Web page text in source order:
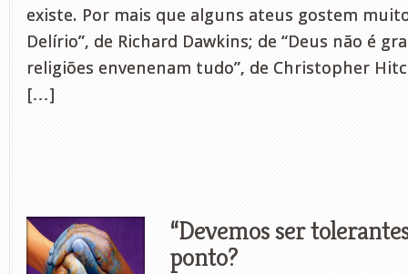
existe. Por mais que alguns ateus gostem
Delírio”, de Richard Dawkins; de “Deus não é
religiões envenenam tudo”, de Christopher
[…]
“Devemos ser
ponto?